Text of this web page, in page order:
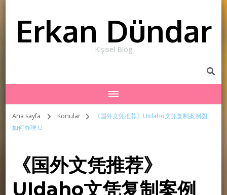
Erkan Dündar
Kişisel Blog
Ana sayfa Konular
《国外文凭推荐》UIdaho文凭复制案例图|
如何办理 U
《国外文凭推荐》
UIdaho文凭复制案例